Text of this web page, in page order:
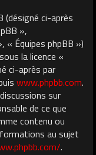
(désigné ci-après
»,
« Équipes phpBB »)
la licence «
ci-après par
www.phpbb.com.
sur
de ce que
contenu ou
au sujet
.